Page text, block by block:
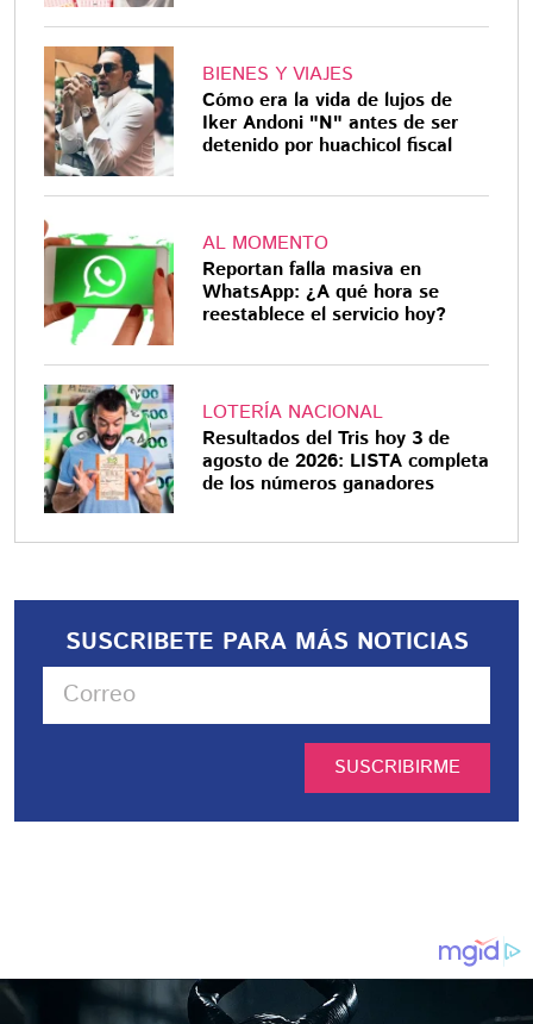
BIENES Y VIAJES
Cómo era la vida de lujos de
Iker Andoni "N" antes de ser
detenido por huachicol fiscal
AL MOMENTO
Reportan falla masiva en
WhatsApp: ¿A qué hora se
reestablece el servicio hoy?
LOTERÍA NACIONAL
Resultados del Tris hoy 3 de
agosto de 2026: LISTA completa
de los números ganadores
SUSCRIBETE PARA MÁS NOTICIAS
SUSCRIBIRME